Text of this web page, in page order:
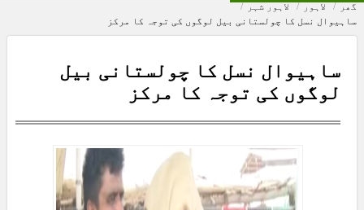
گھر لاہور
لاہور شہر
ساہیوال نسل کا چولستانی بیل لوگوں کی توجہ کا مرکز
ساہیوال نسل کا چولستانی بیل
لوگوں کی توجہ کا مرکز